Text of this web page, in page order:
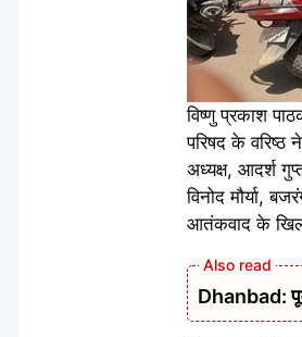
विष्णु प्रकाश
परिषद के वरिष्ठ
अध्यक्ष, आदर्श
विनोद मौर्या,
आतंकवाद के
Dhanbad: